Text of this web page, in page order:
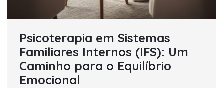
Psicoterapia em Sistemas
Familiares Internos (IFS): Um
Caminho para o Equilíbrio
Emocional